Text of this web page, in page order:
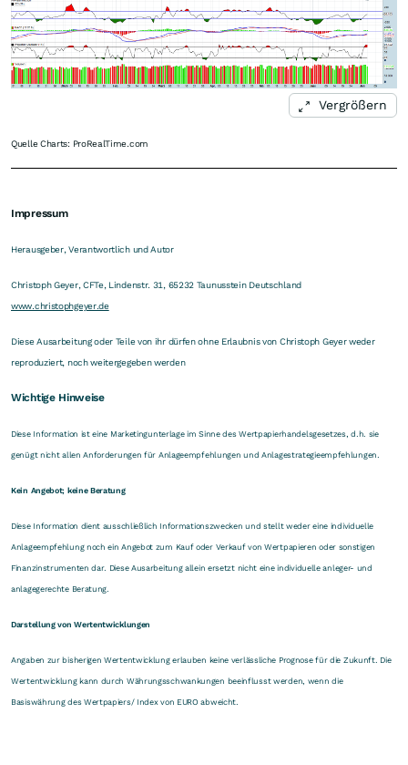
Vergrößern
Quelle Charts: ProRealTime.com
Impressum
Herausgeber, Verantwortlich und Autor
Christoph Geyer, CFTe, Lindenstr. 31, 65232 Taunusstein Deutschland
www.christophgeyer.de
Diese Ausarbeitung oder Teile von ihr dürfen ohne Erlaubnis von Christoph Geyer weder
reproduziert, noch weitergegeben werden
Wichtige Hinweise
Diese Information ist eine Marketingunterlage im Sinne des Wertpapierhandelsgesetzes, d.h. sie
genügt nicht allen Anforderungen für Anlageempfehlungen und Anlagestrategieempfehlungen.
Kein Angebot; keine Beratung
Diese Information dient ausschließlich Informationszwecken und stellt weder eine individuelle
Anlageempfehlung noch ein Angebot zum Kauf oder Verkauf von Wertpapieren oder sonstigen
Finanzinstrumenten dar. Diese Ausarbeitung allein ersetzt nicht eine individuelle anleger- und
anlagegerechte Beratung.
Darstellung von Wertentwicklungen
Angaben zur bisherigen Wertentwicklung erlauben keine verlässliche Prognose für die Zukunft. Die
Wertentwicklung kann durch Währungsschwankungen beeinflusst werden, wenn die
Basiswährung des Wertpapiers/ Index von EURO abweicht.